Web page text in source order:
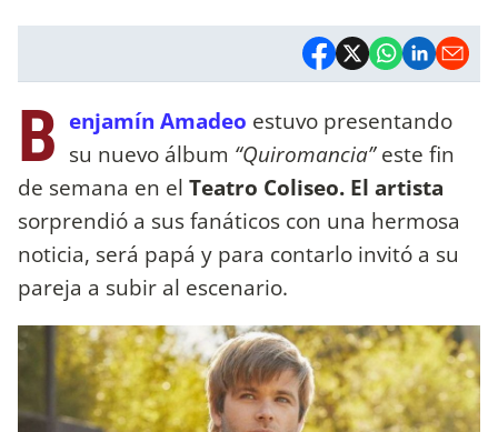
B enjamín Amadeo estuvo presentando
su nuevo álbum “Quiromancia”este fin
de semana en el Teatro Coliseo. El artista
sorprendió a sus fanáticos con una hermosa
noticia, será papá y para contarlo invitó a su
pareja a subir al escenario.